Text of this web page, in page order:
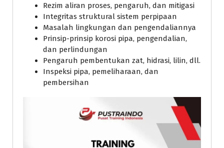
Rezim aliran proses, pengaruh, dan mitigasi
Integritas struktural sistem perpipaan
Masalah lingkungan dan pengendaliannya
Prinsip-prinsip korosi pipa, pengendalian,
dan perlindungan
Pengaruh pembentukan zat, hidrasi, lilin, dll.
Inspeksi pipa, pemeliharaan, dan
pembersihan